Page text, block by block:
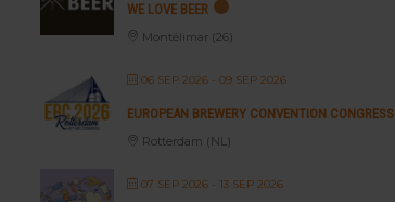
WE LOVE BEER
Montélimar (26)
06 SEP 2026 - 09 SEP 2026
EUROPEAN BREWERY CONVENTION CONGRESS
Rotterdam (NL)
07 SEP 2026 - 13 SEP 2026